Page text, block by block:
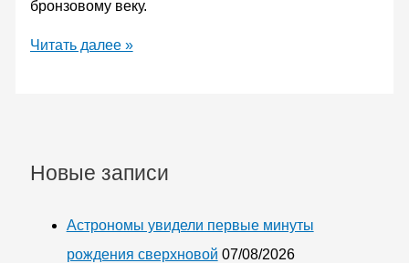
бронзовому веку.
Рога
Читать далее »
Новые записи
Астрономы увидели первые минуты
рождения сверхновой 07/08/2026